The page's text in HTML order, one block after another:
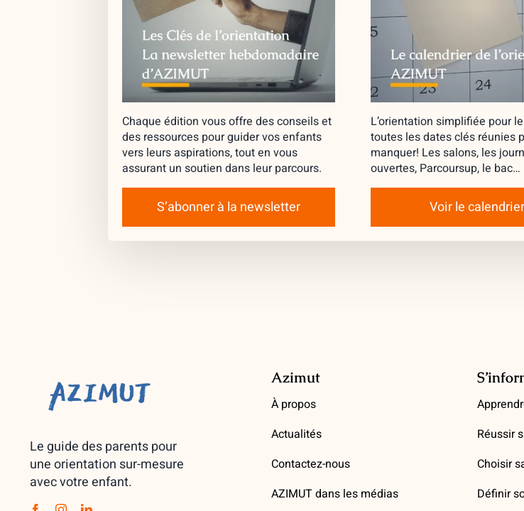
Chaque édition vous offre des conseils et
des ressources pour guider vos enfants
vers leurs aspirations, tout en vous
assurant un soutien dans leur parcours.
S’abonner à la newsletter
L’orientation simplifiée pour
toutes les dates clés réunies
manquer! Les salons, les
ouvertes, Parcoursup, le bac…
Voir le calendrier
Le guide des parents pour
une orientation sur-mesure
avec votre enfant.
Azimut
À propos
Actualités
Contactez-nous
AZIMUT dans les médias
Réussir
Choisir
Définir